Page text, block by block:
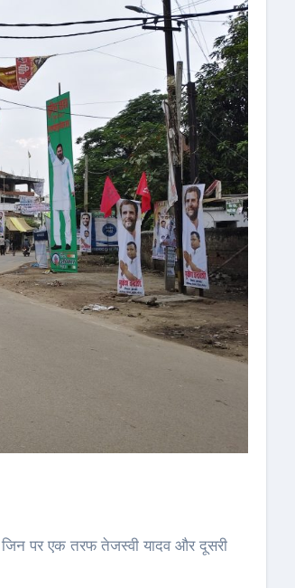
पर एक तरफ तेजस्वी यादव और दूसरी